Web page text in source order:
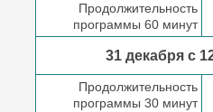
Продолжительность
программы 60 минут
31 декабря с
Продолжительность
программы 30 минут